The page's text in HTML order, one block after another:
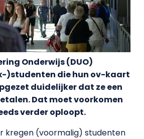
Onderwijs (DUO)
)studenten die hun ov-kaart
duidelijker dat ze een
Dat moet voorkomen
verder oploopt.
kregen (voormalig) studenten